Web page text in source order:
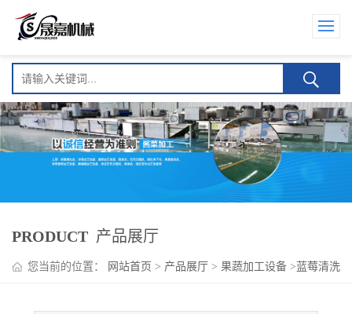
PRODUCT 产品展厅
您当前的位置： 网站首页 > 产品展厅 > 果蔬加工设备 >蓝莓清洗